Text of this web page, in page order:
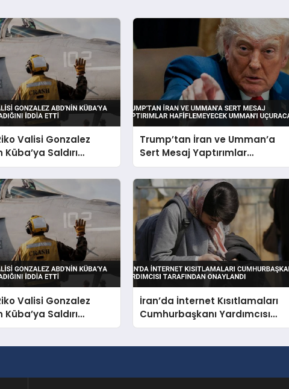
Valisi Gonzalez
Küba’ya Saldırı
İddia Etti
Trump’tan İran ve Umman’a
Sert Mesaj Yaptırımlar
Hafiflemeyecek Umman’ı
Uçuracağız
Valisi Gonzalez
Küba’ya Saldırı
İddia Etti
İran’da İnternet Kısıtlamaları
Cumhurbaşkanı Yardımcısı
Tarafından Onaylandı